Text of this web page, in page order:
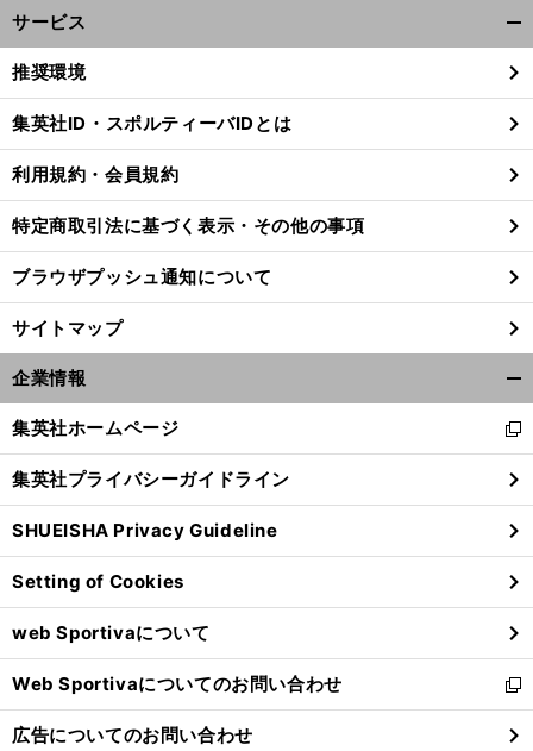
サービス
閉
る
推奨環境
集英社ID・スポルティーバIDとは
利用規約・会員規約
特定商取引法に基づく表示・その他の事項
ブラウザプッシュ通知について
サイトマップ
企業情報
閉
る
集英社ホームページ
新
し
い
ウ
ィ
ン
ド
ウ
で
開
く
集英社プライバシーガイドライン
SHUEISHA Privacy Guideline
Setting of Cookies
web Sportivaについて
Web Sportivaについてのお問い合わせ
新
し
い
広告についてのお問い合わせ